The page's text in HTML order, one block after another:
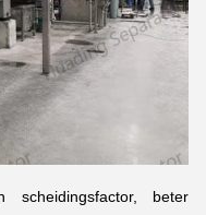
scheidingsfactor, beter